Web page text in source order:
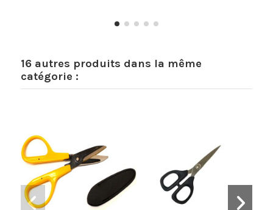
16 autres produits dans la même
catégorie :